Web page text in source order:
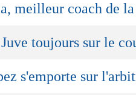
meilleur coach de la
toujours sur le
s'emporte sur